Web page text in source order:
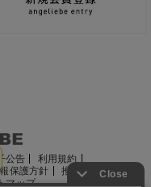
公告
利用規約
保護方針
推奨環境
マップ